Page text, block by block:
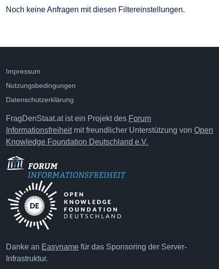
Noch keine Anfragen mit diesen Filtereinstellungen.
Impressum
Nutzungsbedingungen
Datenschutzerklärung
FragDenStaat.at ist ein Projekt des Forum
Informationsfreiheitmit freundlicher Unterstützung von Open
Knowledge Foundation Deutschland e.V.
Danke an Easyname für das Sponsoring der Server-
Infrastruktur.